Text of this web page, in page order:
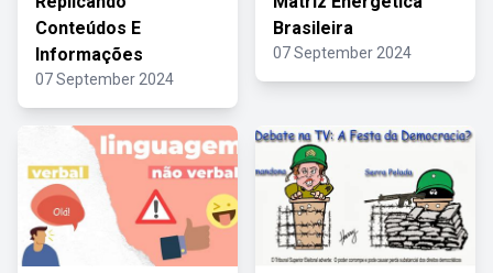
Conteúdos E
Informações
07 September 2024
Brasileira
07 September 2024